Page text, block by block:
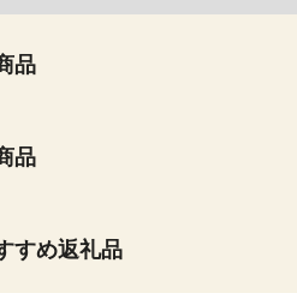
品
品
すめ返礼品